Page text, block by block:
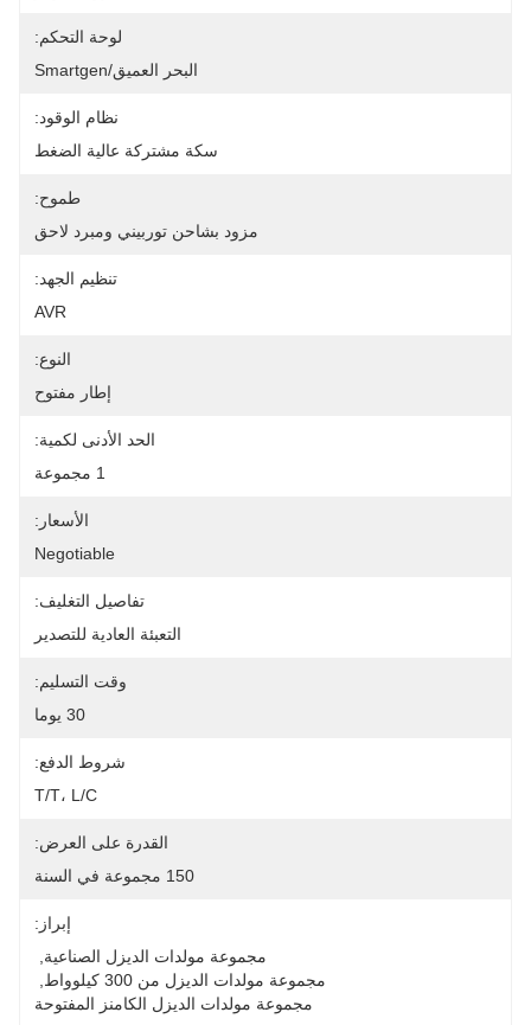
لوحة التحكم:
البحر العميق/Smartgen
نظام الوقود:
سكة مشتركة عالية الضغط
طموح:
مزود بشاحن توربيني ومبرد لاحق
تنظيم الجهد:
AVR
النوع:
إطار مفتوح
الحد الأدنى لكمية:
1 مجموعة
الأسعار:
Negotiable
تفاصيل التغليف:
التعبئة العادية للتصدير
وقت التسليم:
30 يوما
شروط الدفع:
T/T، L/C
القدرة على العرض:
150 مجموعة في السنة
إبراز:
مجموعة مولدات الديزل الصناعية
مجموعة مولدات الديزل من 300 كيلوواط
مجموعة مولدات الديزل الكامنز المفتوحة